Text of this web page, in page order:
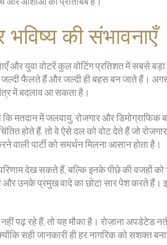
की संभावनाएँ
और युवा वोटरें कुल वोटिंग प्रतिशत में सबसे
फैलते हैं और जल्‍दी ही बहस बन जाते हैं। अगर
में बदलाव आ सकता है।
मतदान में जलवायु, रोजगार और डिमोग्राफिक
होते हैं, तो वे ऐसे दल को वोट देते हैं जो
वाली पार्टी को समर्थन मिलना आसान होता है।
देख सकते हैं, बल्कि इनके पीछे की वजहों
और उनके प्रमुख वादे का छोटा सार पेश करते
पढ़ रहे हैं, तो यह मौका है। रोज़ाना अपडेटेड
सही जानकारी ही हर नागरिक को सशक्त